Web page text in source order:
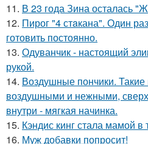
11. В 23 года Зина осталась
12. Пирог "4 стaкана". Один
готовить постоянно.
13. Одуванчик - настоящий
рукой.
14. Воздушные пончики. Такие
воздушными и нежными,
внутри - мягкая начинка.
15. Кэндис кинг стала мамой в
16. Муж добавки попросит!